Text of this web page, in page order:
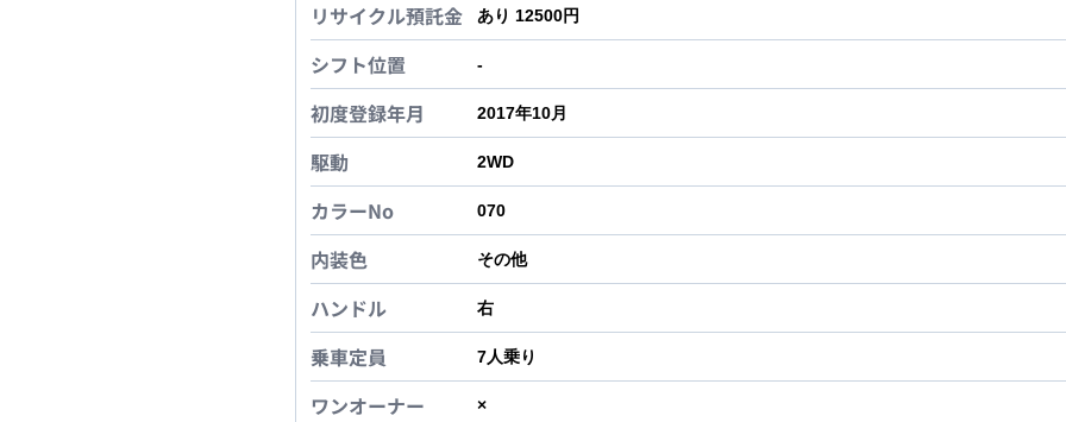
リサイクル預託金 あり 12500円
シフト位置 -
初度登録年月 2017年10月
駆動 2WD
カラーNo 070
内装色 その他
ハンドル 右
乗車定員 7人乗り
ワンオーナー ×